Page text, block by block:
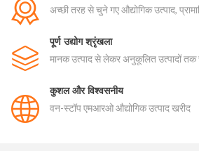
अच्छी तरह से चुने गए औद्योगिक उत्पाद,
पूर्ण उद्योग श्रृंखला
मानक उत्पाद से लेकर अनुकूलित उत्पादों तक
कुशल और विश्वसनीय
वन-स्टॉप एमआरओ औद्योगिक उत्पाद खरीद